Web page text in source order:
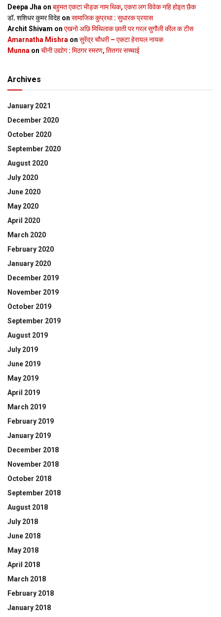
Deepa Jha on बहुमत एकटा भीड़क नाम थिक, एकरा लग विवेक नहि होइत छैक
डॉ. शशिधर कुमर विदेह on सामाजिक कुप्रथा : सुधारक प्रयास
Archit Shivam on एखनो अछि मिथिलाक छाती पर गरल सुगौली कील क टीस
Amarnatha Mishra on सुरेंद्र चौधरी – एकटा हेरायल नायक
Munna on चीनी उद्योग : मिठगर स्‍मरण, तितगर सच्‍चाई
Archives
January 2021
December 2020
October 2020
September 2020
August 2020
July 2020
June 2020
May 2020
April 2020
March 2020
February 2020
January 2020
December 2019
November 2019
October 2019
September 2019
August 2019
July 2019
June 2019
May 2019
April 2019
March 2019
February 2019
January 2019
December 2018
November 2018
October 2018
September 2018
August 2018
July 2018
June 2018
May 2018
April 2018
March 2018
February 2018
January 2018